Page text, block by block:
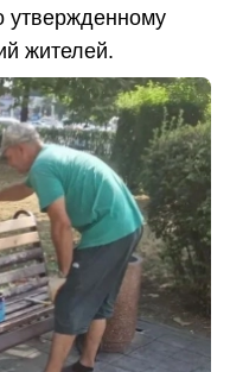
утвержденному
жителей.